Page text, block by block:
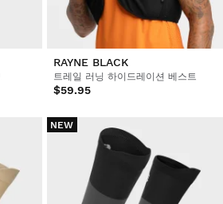
RAYNE BLACK
트레일 러닝 하이드레이션 베스트
$59.95
NEW